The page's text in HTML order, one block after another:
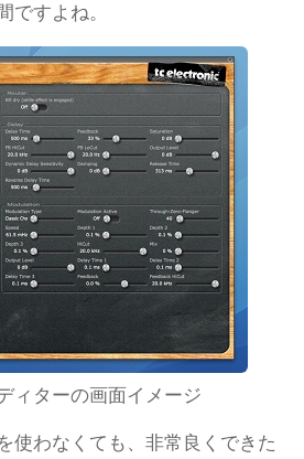
ですよね。
ィターの画面イメージ
使わなくても、非常良くできた